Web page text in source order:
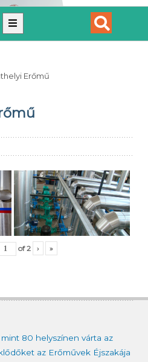
mint 80 helyszínen várta az
az Erőművek Éjszakája
Erőmű
of2 › »